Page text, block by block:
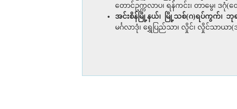
တောင်ဥက္ကလာပ၊ ရန်ကင်း၊ တာမွေ၊ ဒဂုံ(တ
အင်းစိန်မြို့နယ်၊ မြို့သစ်(ဂ)ရပ်ကွက်၊ ဘုရ
မင်္ဂလာဒုံ၊ ရွှေပြည်သာ၊ လှိုင်၊ လှိုင်သာယာ